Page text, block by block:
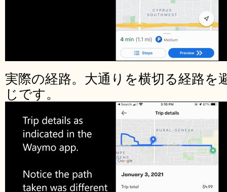
実際の経路。大通りを横切る経路を
じです。